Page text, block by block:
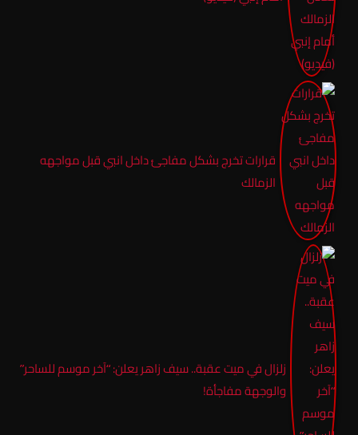
قرارات تخرج بشكل مفاجئ داخل انبي قبل مواجهه
الزمالك
زلزال في ميت عقبة.. سيف زاهر يعلن: “آخر موسم للساحر”
والوجهة مفاجأة!